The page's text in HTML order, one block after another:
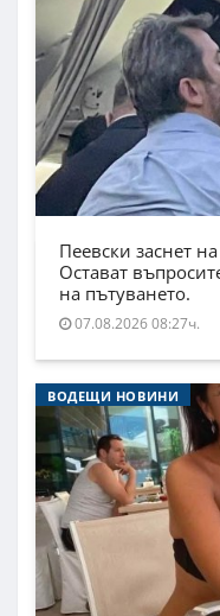
Пеевски заснет
Остават
на пътуването.
07.08.2026 08:27ч.
ВОДЕЩИ НОВИНИ